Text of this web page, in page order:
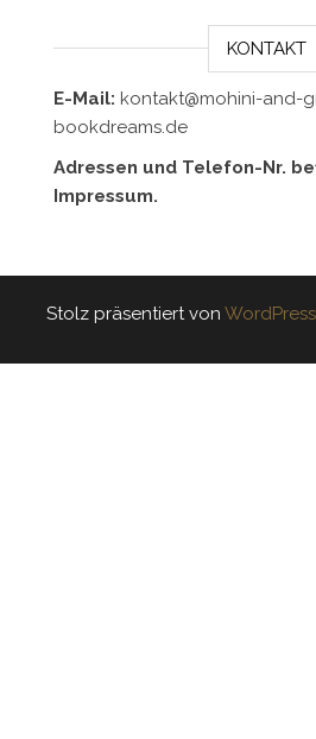
KONTAKT
E-Mail: kontakt@mohini-and-
bookdreams.de
Adressen und Telefon-Nr.
Impressum.
Stolz präsentiert von WordPress